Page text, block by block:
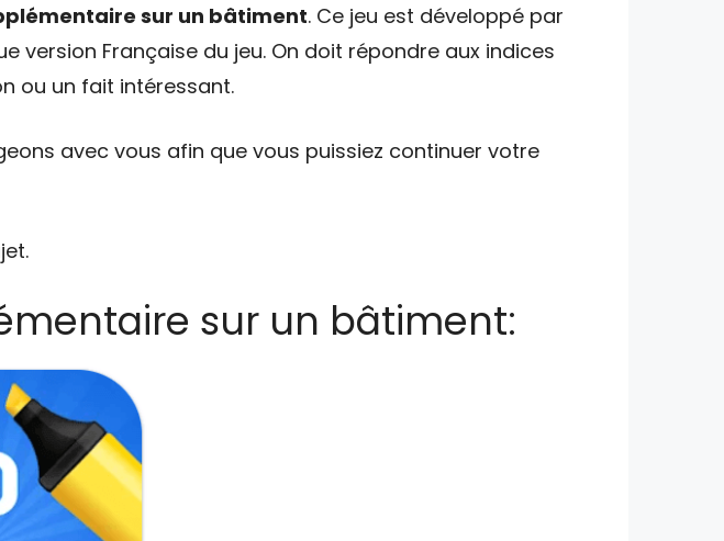
sur un bâtiment. Ce jeu est développé par
version Française du jeu. On doit répondre aux indices
ou un fait intéressant.
avec vous afin que vous puissiez continuer votre
sur un bâtiment: